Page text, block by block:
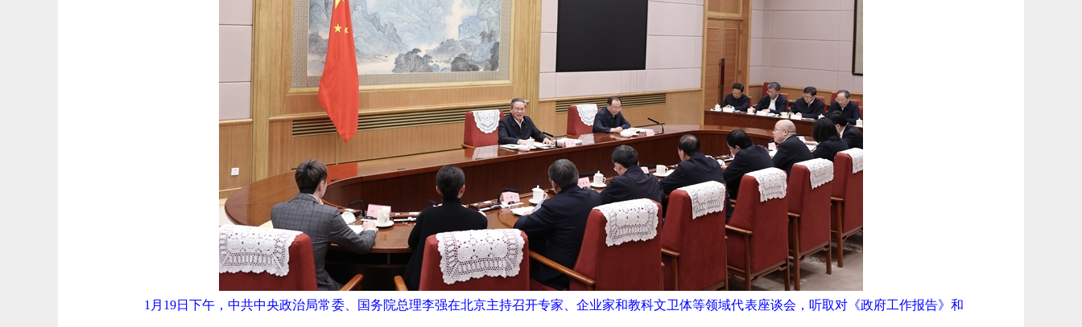
1月19日下午，中共中央政治局常委、国务院总理李强在北京主持召开专家、企业家和教科文卫体等领域代表座谈会，听取对《政府工作报告》和